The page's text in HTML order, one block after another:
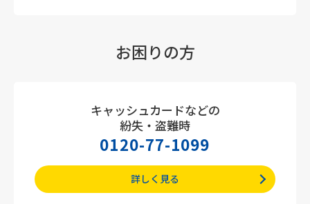
お困りの方
キャッシュカードなどの
紛失・盗難時
0120-77-1099
詳しく見る